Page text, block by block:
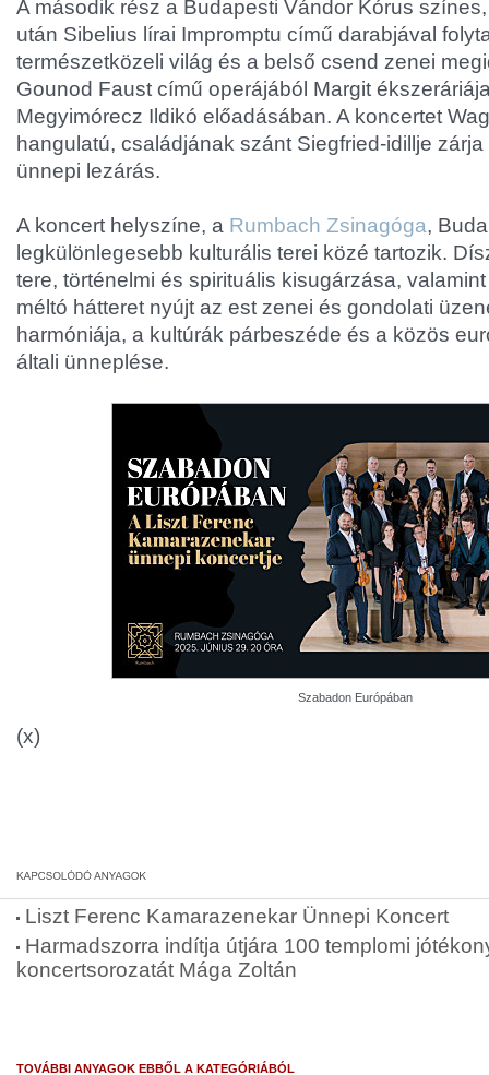
A második rész a Budapesti Vándor Kórus
után Sibelius lírai Impromptu című darabjával
természetközeli világ és a belső csend zenei
Gounod Faust című operájából Margit
Megyimórecz Ildikó előadásában. A koncertet
hangulatú, családjának szánt Siegfried-idillje
ünnepi lezárás.
A koncert helyszíne, a Rumbach Zsinagóga,
legkülönlegesebb kulturális terei közé tartozik.
tere, történelmi és spirituális kisugárzása,
méltó hátteret nyújt az est zenei és gondolati
harmóniája, a kultúrák párbeszéde és a közös
általi ünneplése.
Szabadon Európában
(x)
Liszt Ferenc Kamarazenekar Ünnepi Koncert
Harmadszorra indítja útjára 100 templomi
koncertsorozatát Mága Zoltán
TOVÁBBI ANYAGOK EBBŐL A KATEGÓRIÁBÓL